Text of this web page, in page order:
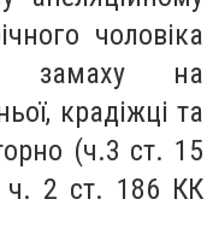
чоловіка
замаху на
крадіжці та
(ч.3 ст. 15
ч. 2 ст. 186 КК